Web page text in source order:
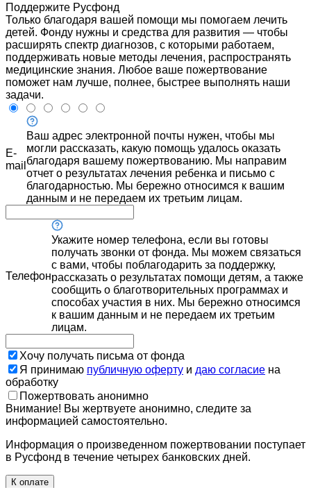
Поддержите Русфонд
Только благодаря вашей помощи мы помогаем лечить
детей. Фонду нужны и средства для развития — чтобы
расширять спектр диагнозов, с которыми работаем,
поддерживать новые методы лечения, распространять
медицинские знания. Любое ваше пожертвование
поможет нам лучше, полнее, быстрее выполнять наши
задачи.
E-
mail
Ваш адрес электронной почты нужен, чтобы мы
могли рассказать, какую помощь удалось оказать
благодаря вашему пожертвованию. Мы направим
отчет о результатах лечения ребенка и письмо с
благодарностью. Мы бережно относимся к вашим
данным и не передаем их третьим лицам.
Телефон
Укажите номер телефона, если вы готовы
получать звонки от фонда. Мы можем связаться
с вами, чтобы поблагодарить за поддержку,
рассказать о результатах помощи детям, а также
сообщить о благотворительных программах и
способах участия в них. Мы бережно относимся
к вашим данным и не передаем их третьим
лицам.
Хочу получать письма от фонда
Я принимаю публичную оферту и даю согласие на
обработку
Пожертвовать анонимно
Внимание! Вы жертвуете анонимно, следите за
информацией самостоятельно.
Информация о произведенном пожертвовании поступает
в Русфонд в течение четырех банковских дней.
К оплате